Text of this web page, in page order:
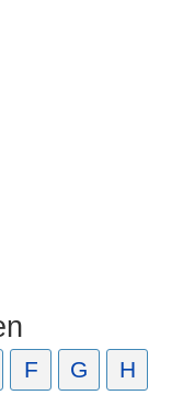
F G
H